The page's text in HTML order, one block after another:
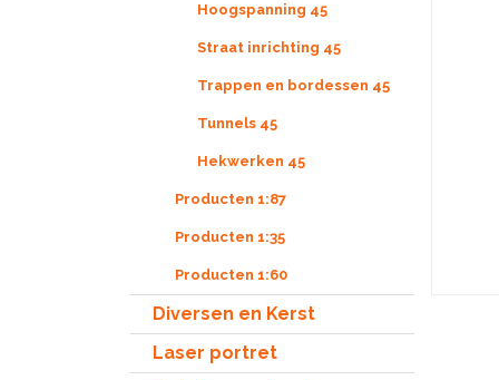
Hoogspanning 45
Straat inrichting 45
Trappen en bordessen 45
Tunnels 45
Hekwerken 45
Producten 1:87
Producten 1:35
Producten 1:60
Diversen en Kerst
Laser portret
De Bailey
en na de